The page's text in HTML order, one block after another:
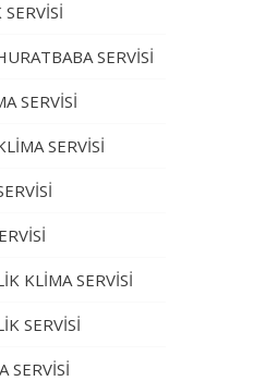
SERVİSİ
SERVİSİ
SERVİSİ
KLİMA SERVİSİ
SERVİSİ
SERVİSİ